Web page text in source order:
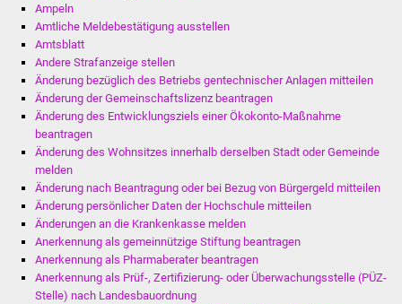
Kirchen
Lokale Agenda
Fachteam Jugend
Kinder- und
Familienzentrum
Ampeln
Amtliche Meldebestätigung ausstellen
Amtsblatt
Andere Strafanzeige stellen
Änderung bezüglich des Betriebs gentechnischer Anlagen mitteilen
Änderung der Gemeinschaftslizenz beantragen
Änderung des Entwicklungsziels einer Ökokonto-Maßnahme
beantragen
Änderung des Wohnsitzes innerhalb derselben Stadt oder Gemeinde
melden
Änderung nach Beantragung oder bei Bezug von Bürgergeld mitteilen
Änderung persönlicher Daten der Hochschule mitteilen
Änderungen an die Krankenkasse melden
Anerkennung als gemeinnützige Stiftung beantragen
Anerkennung als Pharmaberater beantragen
Anerkennung als Prüf-, Zertifizierung- oder Überwachungsstelle (PÜZ-
Stelle) nach Landesbauordnung